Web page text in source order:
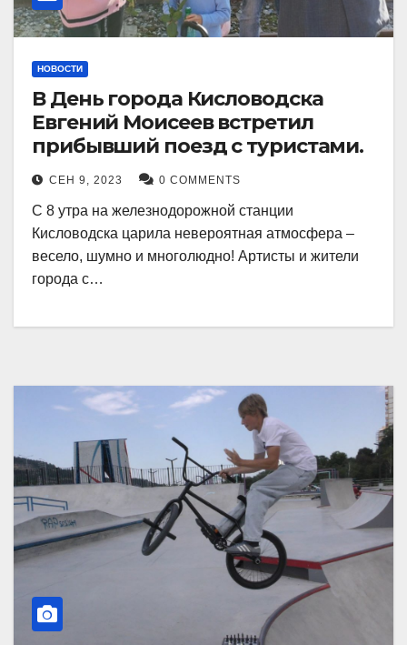
НОВОСТИ
В День города Кисловодска
Евгений Моисеев встретил
прибывший поезд с туристами.
СЕН 9, 2023 0 COMMENTS
С 8 утра на железнодорожной станции
Кисловодска царила невероятная атмосфера –
весело, шумно и многолюдно! Артисты и жители
города с…